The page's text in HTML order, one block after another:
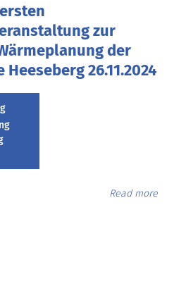
zur
der
26.11.2024
Read more